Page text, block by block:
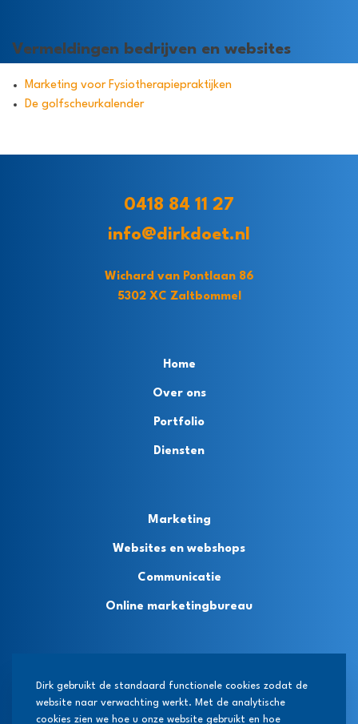
Vermeldingen bedrijven en websites
Marketing voor Fysiotherapiepraktijken
De golfscheurkalender
0418 84 11 27
info@dirkdoet.nl
Wichard van Pontlaan 86
5302 XC Zaltbommel
Home
Over ons
Portfolio
Diensten
Marketing
Websites en webshops
Communicatie
Online marketingbureau
Algemene voorwaarden
Dirk gebruikt de standaard functionele cookies zodat de
website naar verwachting werkt. Met de analytische
cookies zien we hoe u onze website gebruikt en hoe